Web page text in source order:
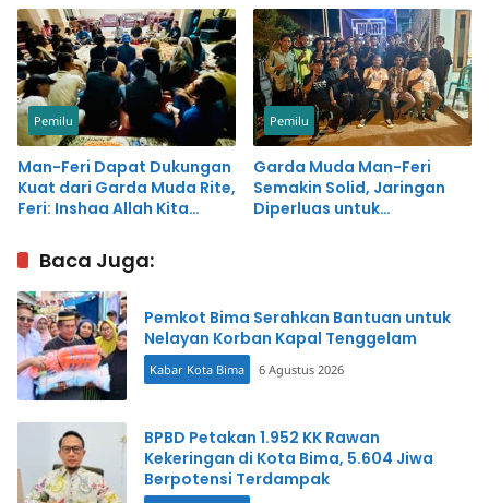
Pemilu
Man-Feri Dapat Dukungan
Kuat dari Garda Muda Rite,
Feri: Inshaa Allah Kita
Kemenangan
Pemilu
Garda Muda Man-Feri
Semakin Solid, Jaringan
Diperluas untuk
Baca Juga:
Pemkot Bima Serahkan Bantuan untuk
Nelayan Korban Kapal Tenggelam
Kabar Kota Bima 6 Agustus 2026
BPBD Petakan 1.952 KK Rawan
Kekeringan di Kota Bima, 5.604 Jiwa
Berpotensi Terdampak